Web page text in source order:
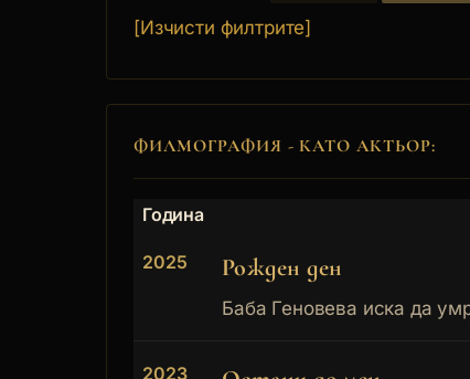
[Изчисти филтрите]
ФИЛМОГРАФИЯ - КАТО АКТЬОР:
Година
2025 Рожден ден
Баба Геновева иска да
2023